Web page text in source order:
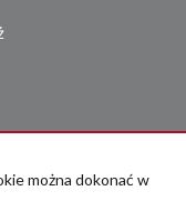
można dokonać w